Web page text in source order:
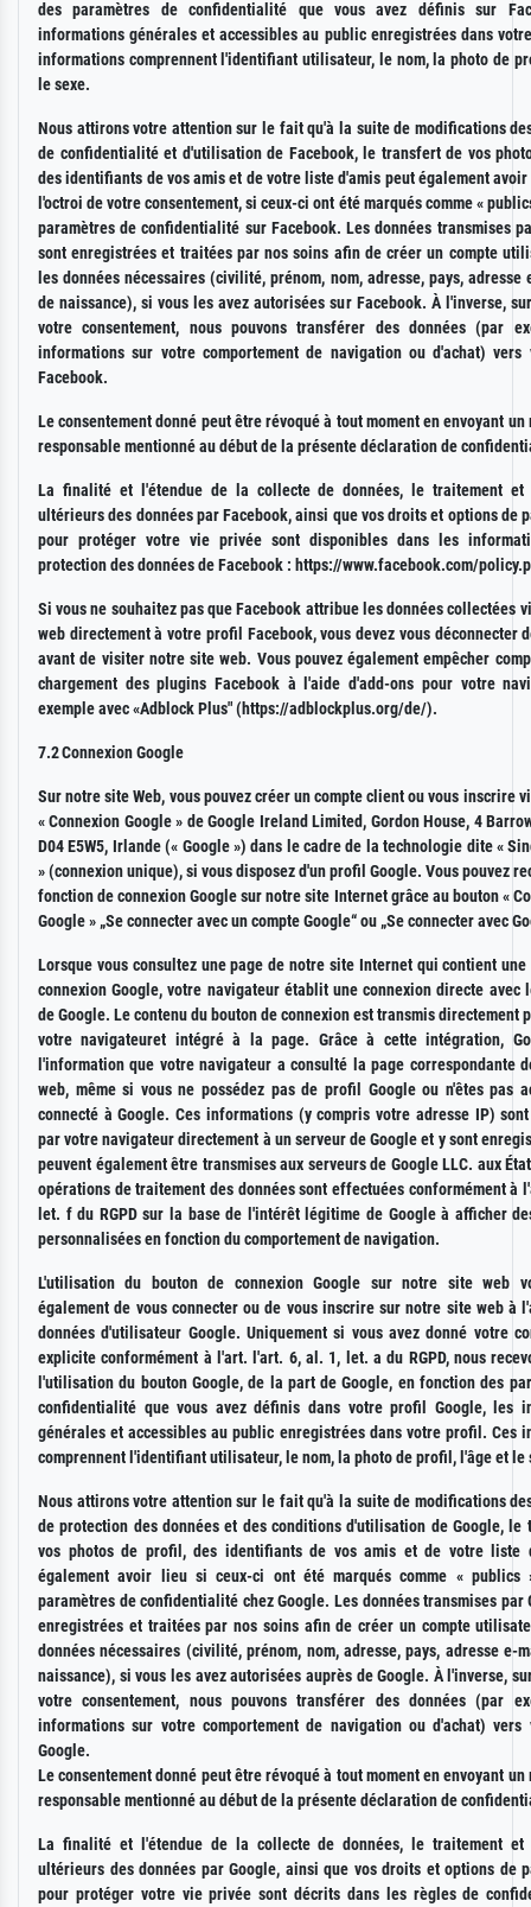
des paramètres de confidentialité que vous avez définis sur
informations générales et accessibles au public enregistrées dans
informations comprennent l'identifiant utilisateur, le nom, la photo de
le sexe.
Nous attirons votre attention sur le fait qu'à la suite de modifications
de confidentialité et d'utilisation de Facebook, le transfert de vos
des identifiants de vos amis et de votre liste d'amis peut également
l'octroi de votre consentement, si ceux-ci ont été marqués comme «
paramètres de confidentialité sur Facebook. Les données transmises
sont enregistrées et traitées par nos soins afin de créer un compte
les données nécessaires (civilité, prénom, nom, adresse, pays, adresse
de naissance), si vous les avez autorisées sur Facebook. À l'inverse,
votre consentement, nous pouvons transférer des données (par
informations sur votre comportement de navigation ou d'achat)
Facebook.
Le consentement donné peut être révoqué à tout moment en envoyant un
responsable mentionné au début de la présente déclaration de
La finalité et l'étendue de la collecte de données, le traitement et
ultérieurs des données par Facebook, ainsi que vos droits et options de
pour protéger votre vie privée sont disponibles dans les
protection des données de Facebook : https://www.facebook.com/
Si vous ne souhaitez pas que Facebook attribue les données collectées
web directement à votre profil Facebook, vous devez vous déconnecter
avant de visiter notre site web. Vous pouvez également empêcher
chargement des plugins Facebook à l'aide d'add-ons pour votre
exemple avec «Adblock Plus" (https://adblockplus.org/de/).
7.2Connexion Google
Sur notre site Web, vous pouvez créer un compte client ou vous inscrire
« Connexion Google » de Google Ireland Limited, Gordon House, 4
D04 E5W5, Irlande (« Google ») dans le cadre de la technologie dite «
» (connexion unique), si vous disposez d'un profil Google. Vous pouvez
fonction de connexion Google sur notre site Internet grâce au bouton «
Google » „Se connecter avec un compte Google“ ou „Se connecter avec
Lorsque vous consultez une page de notre site Internet qui contient
connexion Google, votre navigateur établit une connexion directe avec
de Google. Le contenu du bouton de connexion est transmis directement
votre navigateuret intégré à la page. Grâce à cette intégration,
l'information que votre navigateur a consulté la page correspondante
web, même si vous ne possédez pas de profil Google ou n'êtes pas
connecté à Google. Ces informations (y compris votre adresse IP)
par votre navigateur directement à un serveur de Google et y sont
peuvent également être transmises aux serveurs de Google LLC. aux
opérations de traitement des données sont effectuées conformément à
let. f du RGPD sur la base de l'intérêt légitime de Google à afficher
personnalisées en fonction du comportement de navigation.
L'utilisation du bouton de connexion Google sur notre site web
également de vous connecter ou de vous inscrire sur notre site web à
données d'utilisateur Google. Uniquement si vous avez donné votre
explicite conformément à l'art. l'art. 6, al. 1, let. a du RGPD, nous
l'utilisation du bouton Google, de la part de Google, en fonction des
confidentialité que vous avez définis dans votre profil Google, les
générales et accessibles au public enregistrées dans votre profil. Ces
comprennent l'identifiant utilisateur, le nom, la photo de profil, l'âge et le
Nous attirons votre attention sur le fait qu'à la suite de modifications
de protection des données et des conditions d'utilisation de Google, le
vos photos de profil, des identifiants de vos amis et de votre liste
également avoir lieu si ceux-ci ont été marqués comme « publics
paramètres de confidentialité chez Google. Les données transmises par
enregistrées et traitées par nos soins afin de créer un compte
données nécessaires (civilité, prénom, nom, adresse, pays, adresse e-
naissance), si vous les avez autorisées auprès de Google. À l'inverse,
votre consentement, nous pouvons transférer des données (par
informations sur votre comportement de navigation ou d'achat)
Google.
Le consentement donné peut être révoqué à tout moment en envoyant un
responsable mentionné au début de la présente déclaration de
La finalité et l'étendue de la collecte de données, le traitement et
ultérieurs des données par Google, ainsi que vos droits et options de
pour protéger votre vie privée sont décrits dans les règles de